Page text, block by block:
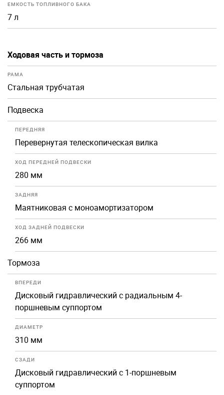
ЕМКОСТЬ ТОПЛИВНОГО БАКА
7 л
Ходовая часть и тормоза
РАМА
Стальная трубчатая
Подвеска
ПЕРЕДНЯЯ
Перевернутая телескопическая вилка
ХОД ПЕРЕДНЕЙ ПОДВЕСКИ
280 мм
ЗАДНЯЯ
Маятниковая с моноамортизатором
ХОД ЗАДНЕЙ ПОДВЕСКИ
266 мм
Тормоза
ВПЕРЕДИ
Дисковый гидравлический с радиальным 4-
поршневым суппортом
ДИАМЕТР
310 мм
СЗАДИ
Дисковый гидравлический с 1-поршневым
суппортом